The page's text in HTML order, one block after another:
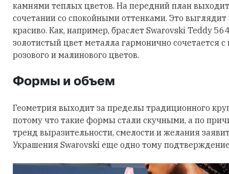
камнями теплых цветов. На передний план
сочетании со спокойными оттенками. Это
красиво. Как, например, браслет Swarovski Teddy
золотистый цвет металла гармонично сочетается
розового и малинового цветов.
Формы и объем
Геометрия выходит за пределы традиционного
потому что такие формы стали скучными, а по
тренд выразительности, смелости и желания
Украшения Swarovski еще одно тому